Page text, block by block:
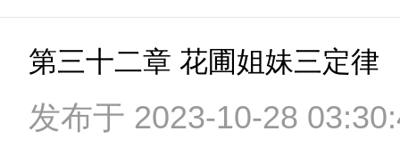
第三十二章 花圃姐妹三定律
发布于 2023-10-28